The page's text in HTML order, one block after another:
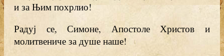
и за Њим похрлио!
Радуј се, Симоне, Апостоле Христов и
молитвениче за душе наше!